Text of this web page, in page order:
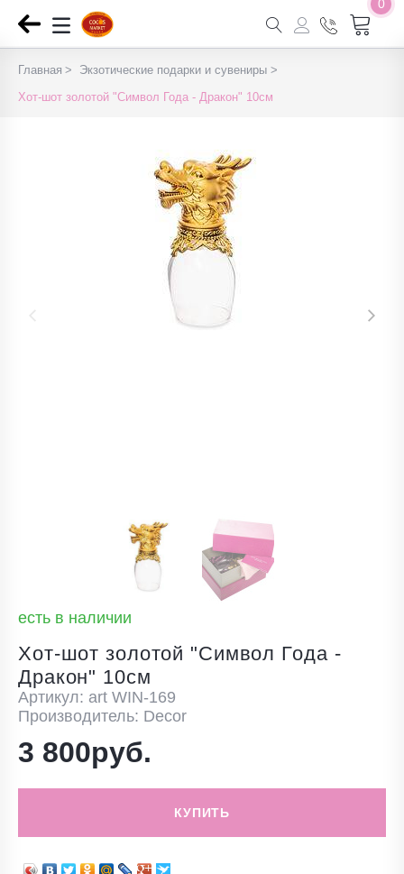
0
Главная
Экзотические подарки и сувениры
Хот-шот золотой "Символ Года - Дракон" 10см
есть в наличии
Хот-шот золотой "Символ Года -
Дракон" 10см
Артикул: art WIN-169
Производитель: Decor
3 800руб.
КУПИТЬ